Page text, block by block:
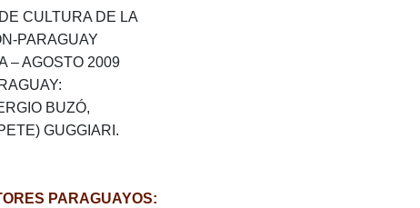
CULTURA DE LA
PARAGUAY
– AGOSTO 2009
BUZÓ,
GUGGIARI.
PARAGUAYOS: